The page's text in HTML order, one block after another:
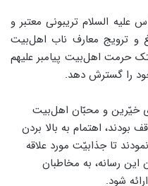
السلام تریبونی معتبر و
و ترویج معارف ناب اهل‌بیت
حرمت اهل‌بیت پیامبر علیهم
را گسترش دهد.
خیّرین و محبّان اهل‌بیت
بودند، اهتمام به بالا بردن
تا جذابیّت مورد علاقه
این رسانه، به مخاطبان
شود.